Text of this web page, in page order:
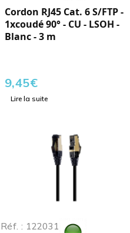
Cordon RJ45 Cat. 6 S/FTP -
1xcoudé 90° - CU - LSOH -
Blanc - 3 m
9,45€
Lire la suite
Réf. : 122031